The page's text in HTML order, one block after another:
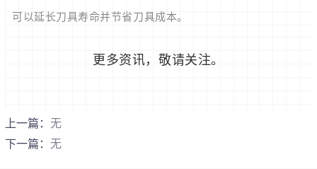
可以延长刀具寿命并节省刀具成本。
更多资讯，敬请关注。
上一篇： 无
下一篇： 无